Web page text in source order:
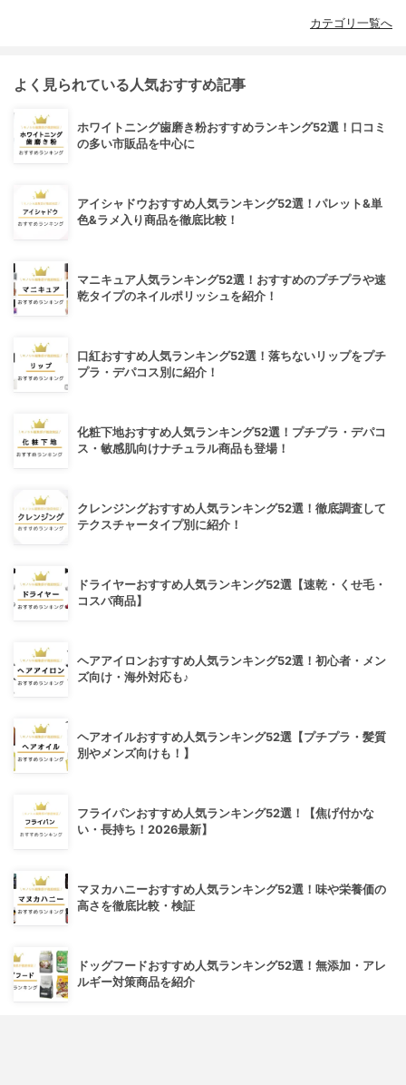
カテゴリ一覧へ
よく見られている人気おすすめ記事
ホワイトニング歯磨き粉おすすめランキング52選！口コミ
の多い市販品を中心に
アイシャドウおすすめ人気ランキング52選！パレット&単
色&ラメ入り商品を徹底比較！
マニキュア人気ランキング52選！おすすめのプチプラや速
乾タイプのネイルポリッシュを紹介！
口紅おすすめ人気ランキング52選！落ちないリップをプチ
プラ・デパコス別に紹介！
化粧下地おすすめ人気ランキング52選！プチプラ・デパコ
ス・敏感肌向けナチュラル商品も登場！
クレンジングおすすめ人気ランキング52選！徹底調査して
テクスチャータイプ別に紹介！
ドライヤーおすすめ人気ランキング52選【速乾・くせ毛・
コスパ商品】
ヘアアイロンおすすめ人気ランキング52選！初心者・メン
ズ向け・海外対応も♪
ヘアオイルおすすめ人気ランキング52選【プチプラ・髪質
別やメンズ向けも！】
フライパンおすすめ人気ランキング52選！【焦げ付かな
い・長持ち！2026最新】
マヌカハニーおすすめ人気ランキング52選！味や栄養価の
高さを徹底比較・検証
ドッグフードおすすめ人気ランキング52選！無添加・アレ
ルギー対策商品を紹介